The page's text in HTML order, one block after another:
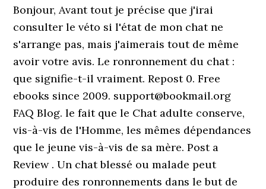
Bonjour, Avant tout je précise que j'irai
consulter le véto si l'état de mon chat ne
s'arrange pas, mais j'aimerais tout de même
avoir votre avis. Le ronronnement du chat :
que signifie-t-il vraiment. Repost 0. Free
ebooks since 2009. support@bookmail.org
FAQ Blog. le fait que le Chat adulte conserve,
vis-à-vis de l'Homme, les mêmes dépendances
que le jeune vis-à-vis de sa mère. Post a
Review . Un chat blessé ou malade peut
produire des ronronnements dans le but de